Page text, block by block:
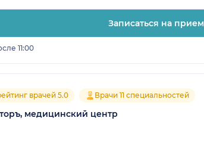
Записаться на прием
11:00
врачей 5.0 Врачи 11 специальностей
медицинский центр